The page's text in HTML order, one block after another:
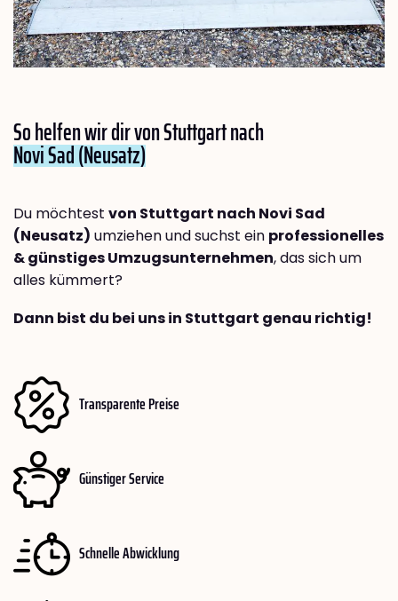
So helfen wir dir von Stuttgart nach
Novi Sad (Neusatz)
Du möchtest von Stuttgart nach Novi Sad
(Neusatz) umziehen und suchst ein professionelles
& günstiges Umzugsunternehmen, das sich um
alles kümmert?
Dann bist du bei uns in Stuttgart genau richtig!
Transparente Preise
Günstiger Service
Schnelle Abwicklung